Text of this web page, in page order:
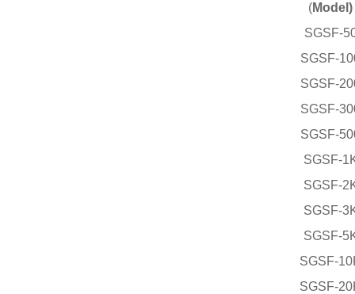
(Model)
SGSF-
SGSF-
SGSF-
SGSF-
SGSF-
SGSF-
SGSF-
SGSF-
SGSF-
SGSF-
SGSF-